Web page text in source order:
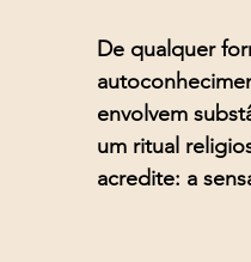
De qualquer
envolvem
um ritual
acredite: a